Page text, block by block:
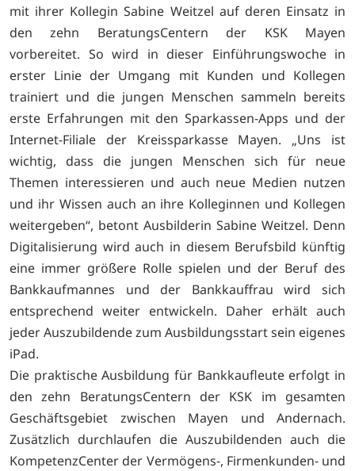
mit ihrer Kollegin Sabine Weitzel auf deren Einsatz in
den zehn BeratungsCentern der KSK Mayen
vorbereitet. So wird in dieser Einführungswoche in
erster Linie der Umgang mit Kunden und Kollegen
trainiert und die jungen Menschen sammeln bereits
erste Erfahrungen mit den Sparkassen-Apps und der
Internet-Filiale der Kreissparkasse Mayen. „Uns ist
wichtig, dass die jungen Menschen sich für neue
Themen interessieren und auch neue Medien nutzen
und ihr Wissen auch an ihre Kolleginnen und Kollegen
weitergeben“, betont Ausbilderin Sabine Weitzel. Denn
Digitalisierung wird auch in diesem Berufsbild künftig
eine immer größere Rolle spielen und der Beruf des
Bankkaufmannes und der Bankkauffrau wird sich
entsprechend weiter entwickeln. Daher erhält auch
jeder Auszubildende zum Ausbildungsstart sein eigenes
iPad.
Die praktische Ausbildung für Bankkaufleute erfolgt in
den zehn BeratungsCentern der KSK im gesamten
Geschäftsgebiet zwischen Mayen und Andernach.
Zusätzlich durchlaufen die Auszubildenden auch die
KompetenzCenter der Vermögens-, Firmenkunden- und